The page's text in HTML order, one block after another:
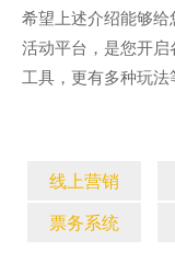
希望上述介绍能够
活动平台，是您开
工具，更有多种玩法
线上营销
票务系统